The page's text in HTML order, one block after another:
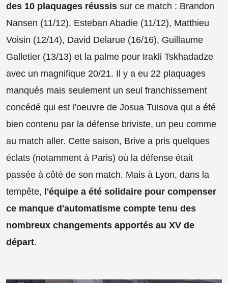
des 10 plaquages réussis sur ce match : Brandon
Nansen (11/12), Esteban Abadie (11/12), Matthieu
Voisin (12/14), David Delarue (16/16), Guillaume
Galletier (13/13) et la palme pour Irakli Tskhadadze
avec un magnifique 20/21. Il y a eu 22 plaquages
manqués mais seulement un seul franchissement
concédé qui est l'oeuvre de Josua Tuisova qui a été
bien contenu par la défense briviste, un peu comme
au match aller. Cette saison, Brive a pris quelques
éclats (notamment à Paris) où la défense était
passée à côté de son match. Mais à Lyon, dans la
tempête, l'équipe a été solidaire pour compenser
ce manque d'automatisme compte tenu des
nombreux changements apportés au XV de
départ.